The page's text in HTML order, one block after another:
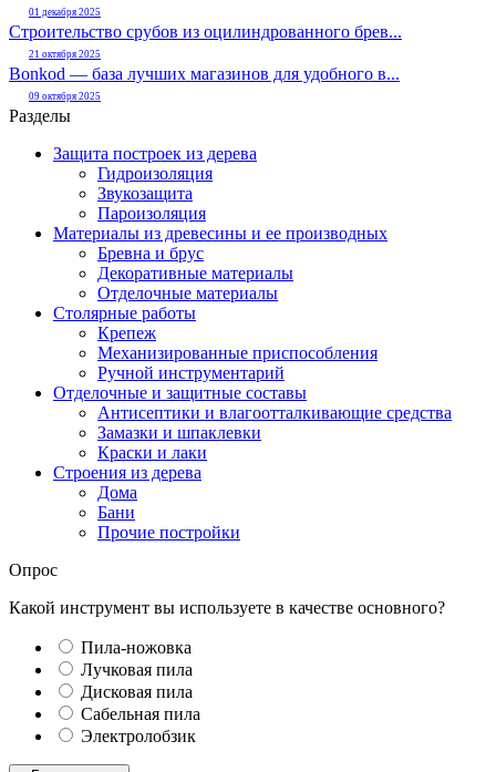
01 декабря 2025
Строительство срубов из оцилиндрованного брев...
21 октября 2025
Bonkod — база лучших магазинов для удобного в...
09 октября 2025
Разделы
Защита построек из дерева
Гидроизоляция
Звукозащита
Пароизоляция
Материалы из древесины и ее производных
Бревна и брус
Декоративные материалы
Отделочные материалы
Столярные работы
Крепеж
Механизированные приспособления
Ручной инструментарий
Отделочные и защитные составы
Антисептики и влагоотталкивающие средства
Замазки и шпаклевки
Краски и лаки
Строения из дерева
Дома
Бани
Прочие постройки
Опрос
Какой инструмент вы используете в качестве основного?
Пила-ножовка
Лучковая пила
Дисковая пила
Сабельная пила
Электролобзик